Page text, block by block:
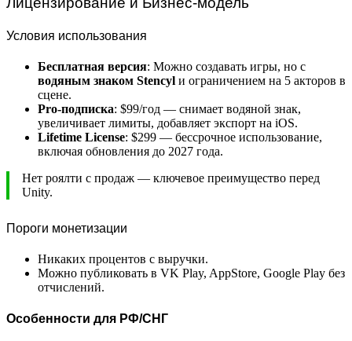
Условия использования
Бесплатная версия: Можно создавать игры, но с
водяным знаком Stencyl и ограничением на 5 акторов в
сцене.
Pro-подписка: $99/год — снимает водяной знак,
увеличивает лимиты, добавляет экспорт на iOS.
Lifetime License: $299 — бессрочное использование,
включая обновления до 2027 года.
Нет роялти с продаж — ключевое преимущество перед
Unity.
Пороги монетизации
Никаких процентов с выручки.
Можно публиковать в VK Play, AppStore, Google Play без
отчислений.
Особенности для РФ/СНГ